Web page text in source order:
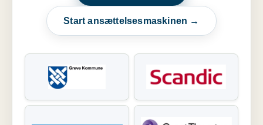
Start ansættelsesmaskinen →